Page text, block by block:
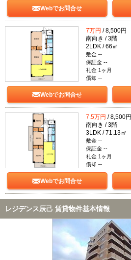
Webでお問合せ
7万円 / 8,500円
南向き / 3階
2LDK / 66㎡
敷金 --
保証金 --
礼金 1ヶ月
償却 --
Webでお問合せ
7.5万円 / 8,500円
南向き / 3階
3LDK / 71.13㎡
敷金 --
保証金 --
礼金 1ヶ月
償却 --
Webでお問合せ
レジデンス辰己 賃貸物件基本情報